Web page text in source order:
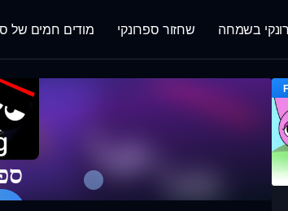
מודים חמים של שחזור ספרונקי בשמחה